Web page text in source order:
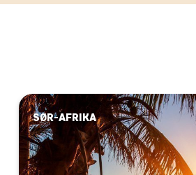
SØR-AFRIKA